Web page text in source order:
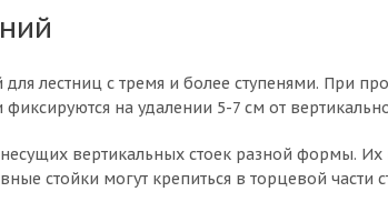
лестниц с тремя и более ступенями. При
на удалении 5-7 см от
вертикальных стоек разной формы. Их
стойки могут крепиться в торцевой части